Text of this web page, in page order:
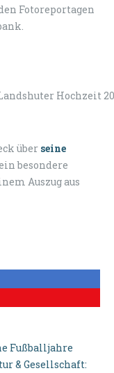
Fotoreportagen
Hochzeit
über seine
besondere
Auszug aus
Fußballjahre
& Gesellschaft: